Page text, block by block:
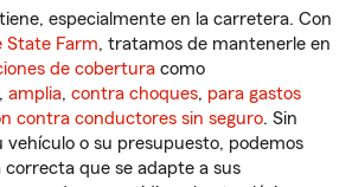
especialmente en la carretera. Con
State Farm, tratamos de mantenerle en
de cobertura como
, amplia, contra choques, para gastos
contra conductores sin seguro. Sin
vehículo o su presupuesto, podemos
que se adapte a sus